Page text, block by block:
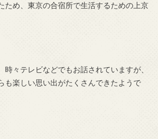
ため、東京の合宿所で生活するための上京
時々テレビなどでもお話されていますが、
も楽しい思い出がたくさんできたようで